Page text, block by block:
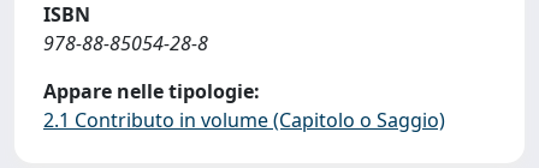
ISBN
978-88-85054-28-8
Appare nelle tipologie:
2.1 Contributo in volume (Capitolo o Saggio)